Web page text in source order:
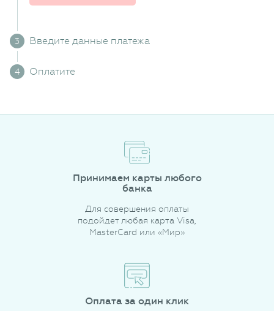
Введите данные платежа
Оплатите
Принимаем карты любого
банка
Для совершения оплаты
подойдет любая карта Visa,
MasterCard или «Мир»
Оплата за один клик